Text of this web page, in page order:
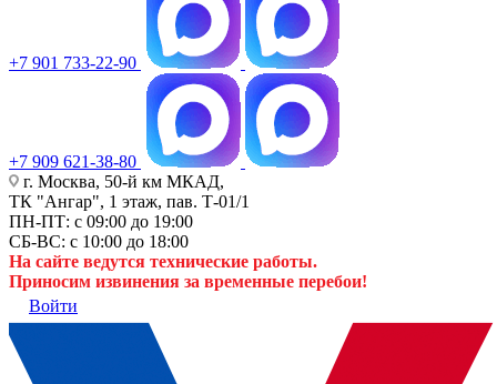
+7 901 733-22-90
+7 909 621-38-80
г. Москва, 50-й км МКАД,
ТК "Ангар", 1 этаж, пав. Т-01/1
ПН-ПТ: с 09:00 до 19:00
СБ-ВС: с 10:00 до 18:00
На сайте ведутся технические работы.
Приносим извинения за временные перебои!
Войти